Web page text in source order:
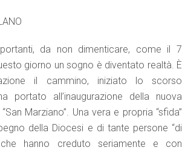
da non dimenticare, come il 7
giorno un sogno è diventato realtà. È
il cammino, iniziato lo scorso
portato all’inaugurazione della nuova
Marziano”. Una vera e propria “sfida”
della Diocesi e di tante persone “di
che hanno creduto seriamente e con